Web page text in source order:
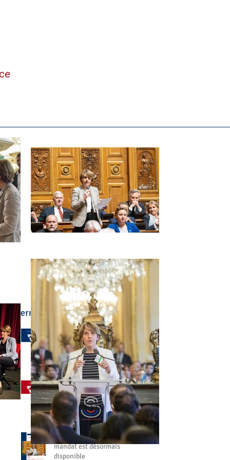
Derniers articles :
🌍 L'enseignement
français à l'étranger a été
au cœur de mon
engagement
il y a 5 jours
🤝 Aller à votre rencontre,
partout dans le monde
📘 Mon bilan de fin de
mandat est désormais
disponible